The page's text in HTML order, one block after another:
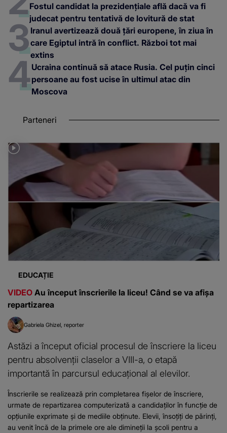
Fostul candidat la prezidențiale află dacă va fi
judecat pentru tentativă de lovitură de stat
Iranul avertizează două țări europene, în ziua în
care Egiptul intră în conflict. Război tot mai
extins
Ucraina continuă să atace Rusia. Cel puțin cinci
persoane au fost ucise în ultimul atac din
Moscova
Parteneri
EDUCAȚIE
VIDEO Au început înscrierile la liceu! Când se va afișa
repartizarea
Gabriela Ghizel reporter
Astăzi a început oficial procesul de înscriere la liceu
pentru absolvenții claselor a VIII-a, o etapă
importantă în parcursul educațional al elevilor.
Înscrierile se realizează prin completarea fișelor de înscriere,
urmate de repartizarea computerizată a candidaților în funcție de
opțiunile exprimate și de mediile obținute. Elevii, însoțiți de părinți,
au venit încă de la primele ore ale dimineții la școli pentru a